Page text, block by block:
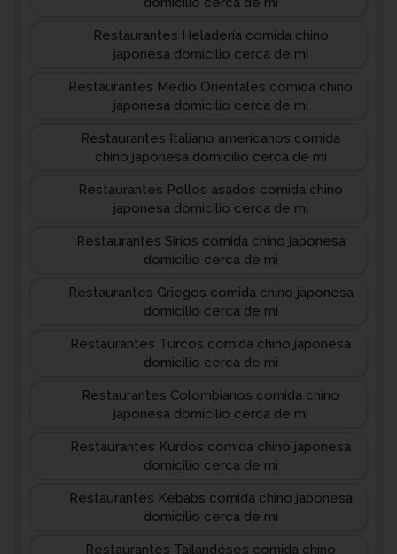
Restaurantes Heladería comida chino
japonesa domicilio cerca de mi
Restaurantes Medio Orientales comida chino
japonesa domicilio cerca de mi
Restaurantes Italiano americanos comida
chino japonesa domicilio cerca de mi
Restaurantes Pollos asados comida chino
japonesa domicilio cerca de mi
Restaurantes Sirios comida chino japonesa
domicilio cerca de mi
Restaurantes Griegos comida chino japonesa
domicilio cerca de mi
Restaurantes Turcos comida chino japonesa
domicilio cerca de mi
Restaurantes Colombianos comida chino
japonesa domicilio cerca de mi
Restaurantes Kurdos comida chino japonesa
domicilio cerca de mi
Restaurantes Kebabs comida chino japonesa
domicilio cerca de mi
Restaurantes Tailandéses comida chino